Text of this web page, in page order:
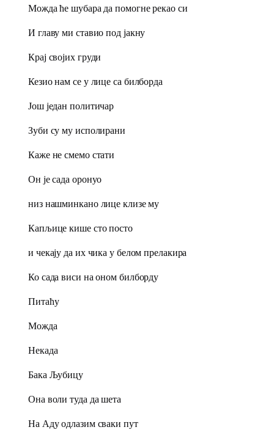
Можда ће шубара да помогне рекао си
И главу ми ставио под јакну
Крај својих груди
Кезио нам се у лице са билборда
Још један политичар
Зуби су му исполирани
Каже не смемо стати
Он је сада оронуо
низ нашминкано лице клизе му
Капљице кише сто посто
и чекају да их чика у белом прелакира
Ко сада виси на оном билборду
Питаћу
Можда
Некада
Бака Љубицу
Она воли туда да шета
На Аду одлазим сваки пут